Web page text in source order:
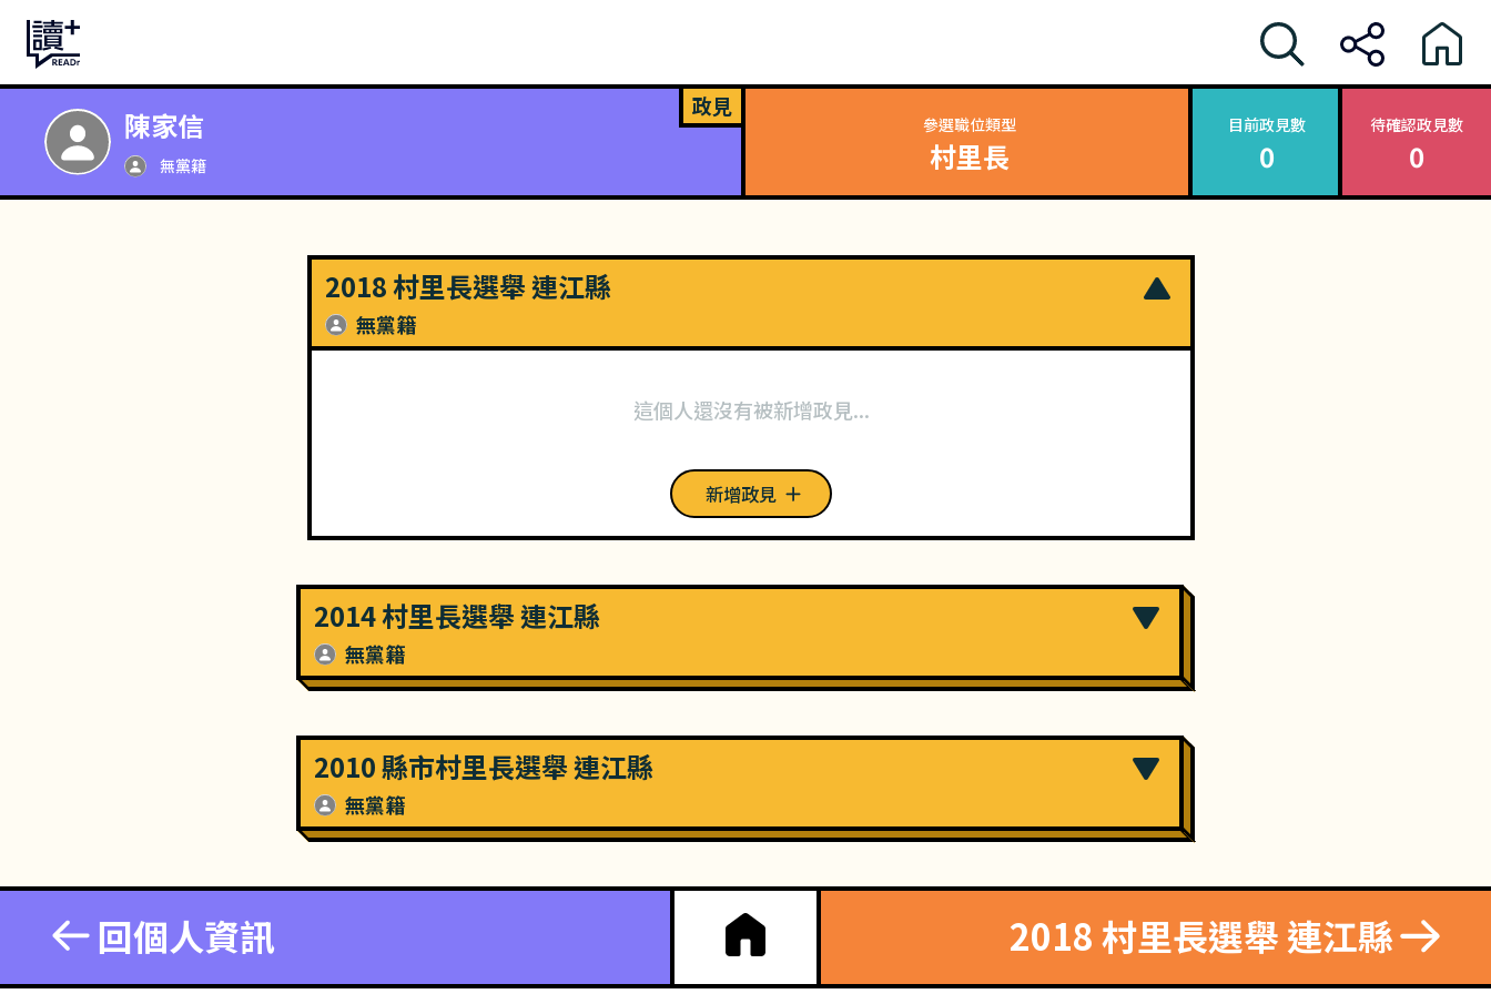
陳家信
無黨籍
政見
參選職位類型
村里長
目前政見數
0
待確認政見數
0
2018 村里長選舉 連江縣
無黨籍
這個人還沒有被新增政見...
新增政見
2014 村里長選舉 連江縣
無黨籍
2010 縣市村里長選舉 連江縣
無黨籍
回個人資訊 2018 村里長選舉 連江縣